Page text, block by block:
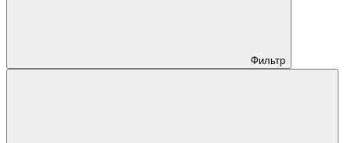
Фильтр